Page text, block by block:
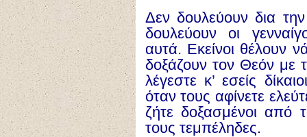
Δεν δουλεύουν δια την
δουλεύουν οι
αυτά. Εκείνοι θέλουν
δοξάζουν τον Θεόν με
λέγεστε κ’ εσείς
όταν τους αφίνετε
ζήτε δοξασμένοι από
τους τεμπέληδες.